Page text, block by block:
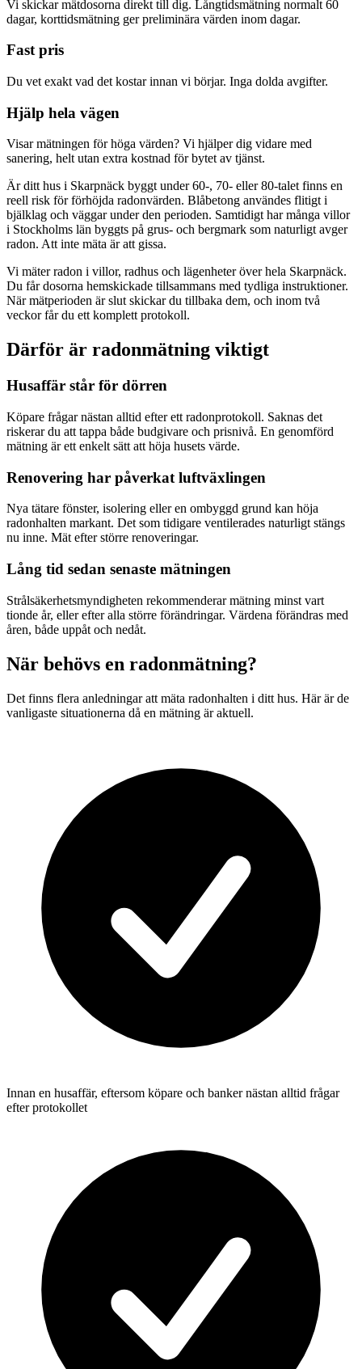
Vi skickar mätdosorna direkt till dig. Långtidsmätning normalt 60
dagar, korttidsmätning ger preliminära värden inom dagar.
Fast pris
Du vet exakt vad det kostar innan vi börjar. Inga dolda avgifter.
Hjälp hela vägen
Visar mätningen för höga värden? Vi hjälper dig vidare med
sanering, helt utan extra kostnad för bytet av tjänst.
Är ditt hus i Skarpnäck byggt under 60-, 70- eller 80-talet finns en
reell risk för förhöjda radonvärden. Blåbetong användes flitigt i
bjälklag och väggar under den perioden. Samtidigt har många villor
i Stockholms län byggts på grus- och bergmark som naturligt avger
radon. Att inte mäta är att gissa.
Vi mäter radon i villor, radhus och lägenheter över hela Skarpnäck.
Du får dosorna hemskickade tillsammans med tydliga instruktioner.
När mätperioden är slut skickar du tillbaka dem, och inom två
veckor får du ett komplett protokoll.
Därför är radonmätning viktigt
Husaffär står för dörren
Köpare frågar nästan alltid efter ett radonprotokoll. Saknas det
riskerar du att tappa både budgivare och prisnivå. En genomförd
mätning är ett enkelt sätt att höja husets värde.
Renovering har påverkat luftväxlingen
Nya tätare fönster, isolering eller en ombyggd grund kan höja
radonhalten markant. Det som tidigare ventilerades naturligt stängs
nu inne. Mät efter större renoveringar.
Lång tid sedan senaste mätningen
Strålsäkerhetsmyndigheten rekommenderar mätning minst vart
tionde år, eller efter alla större förändringar. Värdena förändras med
åren, både uppåt och nedåt.
När behövs en radonmätning?
Det finns flera anledningar att mäta radonhalten i ditt hus. Här är de
vanligaste situationerna då en mätning är aktuell.
Innan en husaffär, eftersom köpare och banker nästan alltid frågar
efter protokollet